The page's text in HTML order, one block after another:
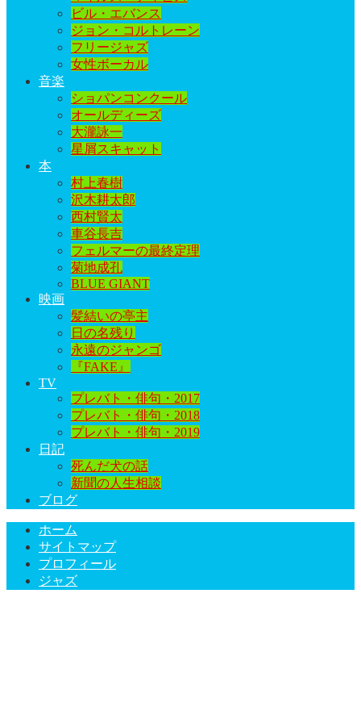
ビル・エバンス
ジョン・コルトレーン
フリージャズ
女性ボーカル
音楽
ショパンコンクール
オールディーズ
大瀧詠一
星屑スキャット
本
村上春樹
沢木耕太郎
西村賢太
車谷長吉
フェルマーの最終定理
菊地成孔
BLUE GIANT
映画
髪結いの亭主
日の名残り
永遠のジャンゴ
『FAKE』
TV
プレバト・俳句・2017
プレバト・俳句・2018
プレバト・俳句・2019
日記
死んだ犬の話
新聞の人生相談
ブログ
ホーム
サイトマップ
プロフィール
ジャズ